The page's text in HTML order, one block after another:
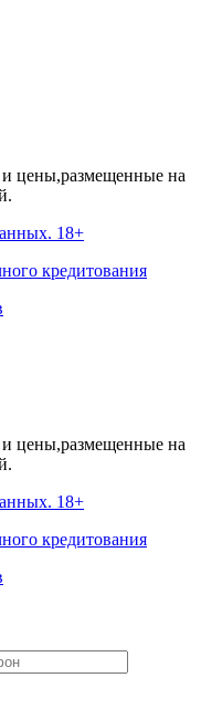
цены,размещенные на
18+
кредитования
цены,размещенные на
18+
кредитования